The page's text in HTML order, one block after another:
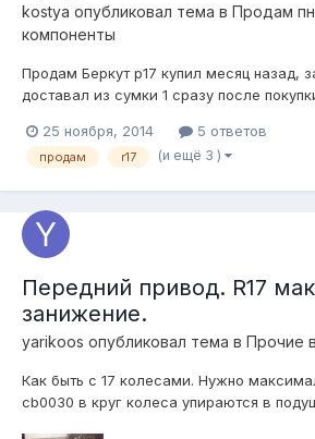
kostya опубликовал тема в Продам
компоненты
Продам Беркут р17 купил месяц назад,
доставал из сумки 1 сразу после
25 ноября, 2014
5 ответов
продам r17 (и ещё 3 )
Передний привод. R17
занижение.
yarikoos опубликовал тема в Прочие
Как быть с 17 колесами. Нужно
cb0030 в круг колеса упираются в